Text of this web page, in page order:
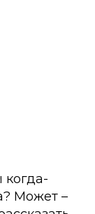
когда-
Может –